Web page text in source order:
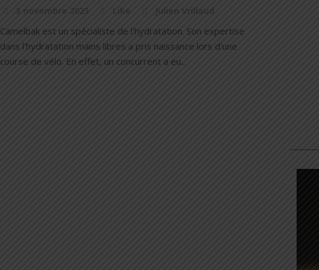
3 novembre 2023 Like Julien Vrillaud
Camelbak est un spécialiste de l'hydratation. Son expertise
dans l'hydratation mains libres a pris naissance lors d'une
course de vélo. En effet, un concurrent a eu...